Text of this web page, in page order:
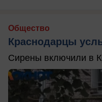
Общество
Краснодарцы
Сирены включили в